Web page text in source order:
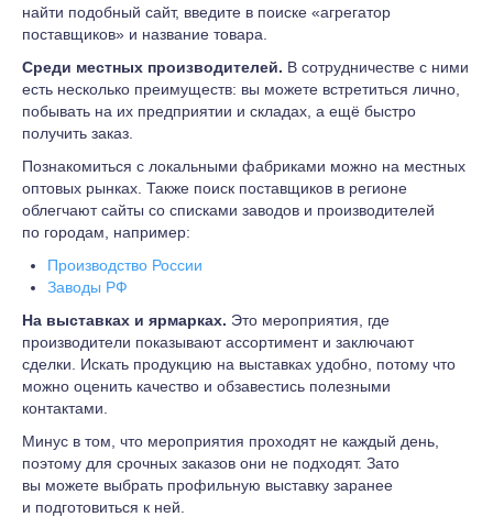
найти подобный сайт, введите в поиске «агрегатор
поставщиков» и название товара.
Среди местных производителей. В сотрудничестве с ними
есть несколько преимуществ: вы можете встретиться лично,
побывать на их предприятии и складах, а ещё быстро
получить заказ.
Познакомиться с локальными фабриками можно на местных
оптовых рынках. Также поиск поставщиков в регионе
облегчают сайты со списками заводов и производителей
по городам, например:
Производство России
Заводы РФ
На выставках и ярмарках. Это мероприятия, где
производители показывают ассортимент и заключают
сделки. Искать продукцию на выставках удобно, потому что
можно оценить качество и обзавестись полезными
контактами.
Минус в том, что мероприятия проходят не каждый день,
поэтому для срочных заказов они не подходят. Зато
вы можете выбрать профильную выставку заранее
и подготовиться к ней.